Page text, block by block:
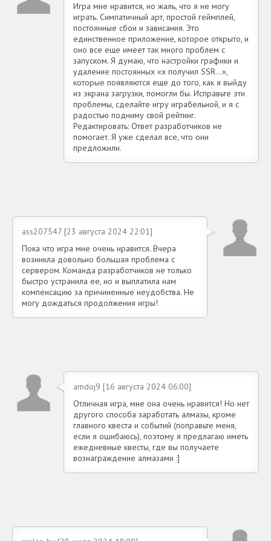
Игра мне нравится, но жаль, что я не могу
играть. Симпатичный арт, простой геймплей,
постоянные сбои и зависания. Это
единственное приложение, которое открыто, и
оно все еще имеет так много проблем с
запуском. Я думаю, что настройки графики и
удаление постоянных «x получил SSR...»,
которые появляются еще до того, как я выйду
из экрана загрузки, помогли бы. Исправьте эти
проблемы, сделайте игру играбельной, и я с
радостью подниму свой рейтинг.
Редактировать: Ответ разработчиков не
помогает. Я уже сделал все, что они
предложили.
ass207547 [23 августа 2024 22:01]
Пока что игра мне очень нравится. Вчера
возникла довольно большая проблема с
сервером. Команда разработчиков не только
быстро устранила ее, но и выплатила нам
компенсацию за причиненные неудобства. Не
могу дождаться продолжения игры!
amdoj9 [16 августа 2024 06:00]
Отличная игра, мне она очень нравится! Но нет
другого способа заработать алмазы, кроме
главного квеста и событий (поправьте меня,
если я ошибаюсь), поэтому я предлагаю иметь
ежедневные квесты, где вы получаете
вознаграждение алмазами :]